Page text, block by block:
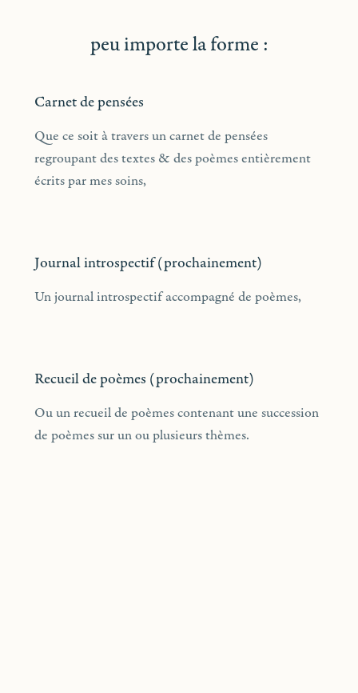
peu importe la forme :
Carnet de pensées
Que ce soit à travers un carnet de pensées
regroupant des textes & des poèmes entièrement
écrits par mes soins,
Journal introspectif (prochainement)
Un journal introspectif accompagné de poèmes,
Recueil de poèmes (prochainement)
Ou un recueil de poèmes contenant une succession
de poèmes sur un ou plusieurs thèmes.